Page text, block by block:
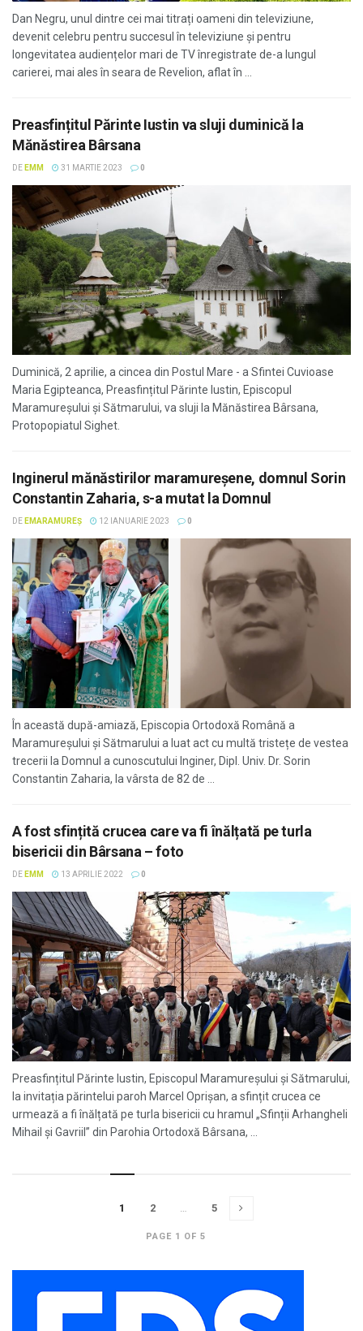
Dan Negru, unul dintre cei mai titrați oameni din televiziune,
devenit celebru pentru succesul în televiziune și pentru
longevitatea audiențelor mari de TV înregistrate de-a lungul
carierei, mai ales în seara de Revelion, aflat în ...
Preasfințitul Părinte Iustin va sluji duminică la
Mănăstirea Bârsana
DE EMM 31 MARTIE 2023 0
Duminică, 2 aprilie, a cincea din Postul Mare - a Sfintei Cuvioase
Maria Egipteanca, Preasfințitul Părinte Iustin, Episcopul
Maramureşului și Sătmarului, va sluji la Mănăstirea Bârsana,
Protopopiatul Sighet.
Inginerul mănăstirilor maramureșene, domnul Sorin
Constantin Zaharia, s-a mutat la Domnul
DE EMARAMUREȘ 12 IANUARIE 2023 0
În această după-amiază, Episcopia Ortodoxă Română a
Maramureșului și Sătmarului a luat act cu multă tristețe de vestea
trecerii la Domnul a cunoscutului Inginer, Dipl. Univ. Dr. Sorin
Constantin Zaharia, la vârsta de 82 de ...
A fost sfințită crucea care va fi înălțată pe turla
bisericii din Bârsana – foto
DE EMM 13 APRILIE 2022 0
Preasfințitul Părinte Iustin, Episcopul Maramureșului și Sătmarului,
la invitația părintelui paroh Marcel Oprișan, a sfințit crucea ce
urmează a fi înălțată pe turla bisericii cu hramul „Sfinții Arhangheli
Mihail și Gavriil” din Parohia Ortodoxă Bârsana, ...
PAGE 1 OF 5
1 2 … 5